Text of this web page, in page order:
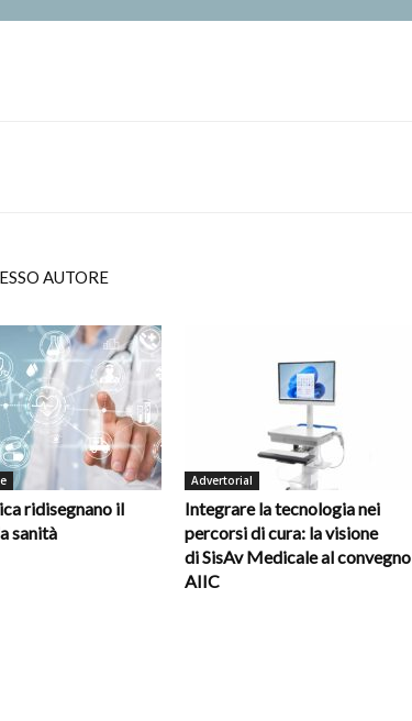
AUTORE
ridisegnano il
sanità
Advertorial
Integrare la tecnologia nei
percorsi di cura: la visione
di SisAv Medicale al convegno
AIIC